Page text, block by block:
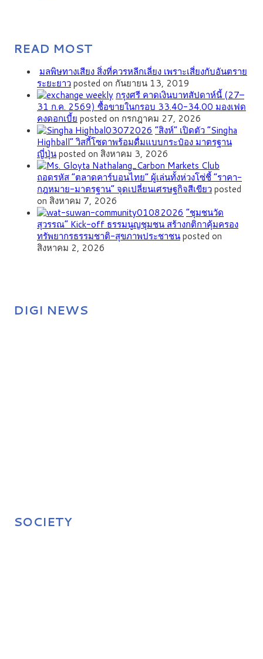
READ MOST
มลพิษทางเสียง สิ่งที่ควรหลีกเลี่ยง เพราะเสี่ยงกับอันตราย
ระยะยาวposted on กันยายน 13, 2019
กรุงศรี คาดเงินบาทสัปดาห์นี้ (27–
31 ก.ค. 2569) ซื้อขายในกรอบ 33.40-34.00 มองเฟด
คงดอกเบี้ย posted on กรกฎาคม 27, 2026
“สิงห์” เปิดตัว “Singha
Highball” วิสกี้โซดาพร้อมดื่มแบบกระป๋อง มาตรฐาน
ญี่ปุ่นposted on สิงหาคม 3, 2026
ถอดรหัส “ตลาดคาร์บอนไทย” ผู้เล่นทั้งห่วงโซ่ชี้ “ราคา-
กฎหมาย-มาตรฐาน” จุดเปลี่ยนเศรษฐกิจสีเขียวposted
on สิงหาคม 7, 2026
”ชุมชนวัด
สุวรรณ” Kick-off ธรรมนูญชุมชน สร้างกติกาคุ้มครอง
ทรัพยากรธรรมชาติ-สุขภาพประชาชนposted on
สิงหาคม 2, 2026
DIGI NEWS
SOCIETY